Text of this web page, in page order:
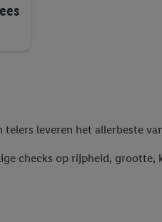
telers leveren het allerbeste
checks op rijpheid, grootte,